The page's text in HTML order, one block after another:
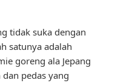
tidak suka dengan
satunya adalah
goreng ala Jepang
pedas yang